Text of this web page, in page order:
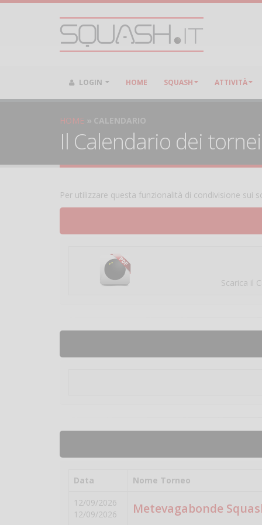
LOGIN HOME SQUASH ATTIVITÀ
HOME CALENDARIO
Il Calendario dei
Per utilizzare questa funzionalità di condivisione sui
Scarica il
Data
Nome Torneo
12/09/2026
12/09/2026
Metevagabonde